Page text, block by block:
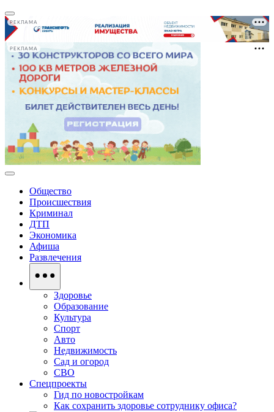
РЕКЛАМА
РЕКЛАМА
Общество
Происшествия
Криминал
ДТП
Экономика
Афиша
Развлечения
Здоровье
Образование
Культура
Спорт
Авто
Недвижимость
Сад и огород
СВО
Спецпроекты
Гид по новостройкам
Как сохранить здоровье сотруднику офиса?